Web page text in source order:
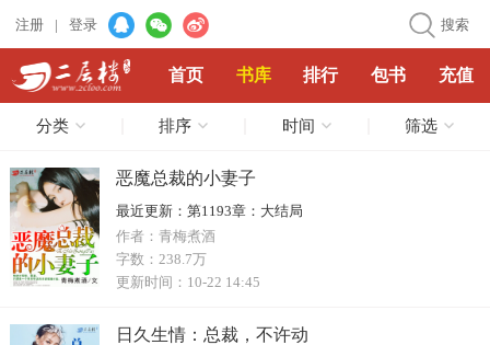
注册 | 登录 搜索
首页 书库 排行 包书 充值
分类 排序 时间 筛选
恶魔总裁的小妻子
最近更新： 第1193章：大结局
作者： 青梅煮酒
字数： 238.7万
更新时间： 10-22 14:45
日久生情：总裁，不许动